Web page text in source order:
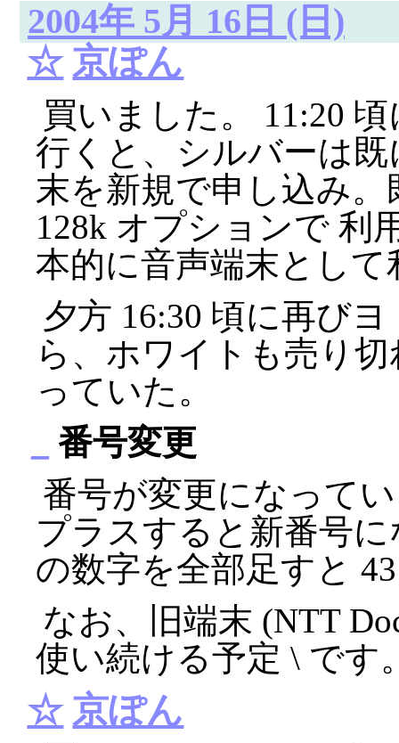
2004年 5月 16日 (日)
☆ 京ぽん
買いました。 11:20
行くと、シルバーは
末を新規で申し込み
128k オプションで 利
本的に音声端末とし
夕方 16:30 頃に再び
ら、ホワイトも売り
っていた。
番号変更
番号が変更になって
プラスすると新番号
の数字を全部足すと
なお、旧端末 (NTT
使い続ける予定 \ です
☆ 京ぽん